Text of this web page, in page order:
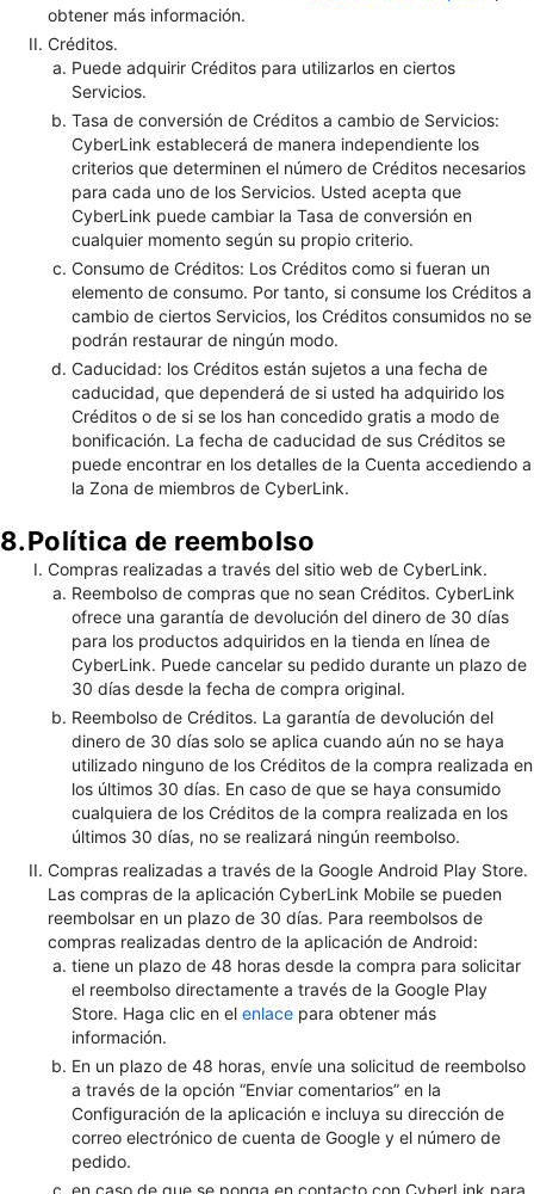
obtener más información.
Créditos.
Puede adquirir Créditos para utilizarlos en ciertos
Servicios.
Tasa de conversión de Créditos a cambio de Servicios:
CyberLink establecerá de manera independiente los
criterios que determinen el número de Créditos necesarios
para cada uno de los Servicios. Usted acepta que
CyberLink puede cambiar la Tasa de conversión en
cualquier momento según su propio criterio.
Consumo de Créditos: Los Créditos como si fueran un
elemento de consumo. Por tanto, si consume los Créditos a
cambio de ciertos Servicios, los Créditos consumidos no se
podrán restaurar de ningún modo.
Caducidad: los Créditos están sujetos a una fecha de
caducidad, que dependerá de si usted ha adquirido los
Créditos o de si se los han concedido gratis a modo de
bonificación. La fecha de caducidad de sus Créditos se
puede encontrar en los detalles de la Cuenta accediendo a
la Zona de miembros de CyberLink.
8.Política de reembolso
Compras realizadas a través del sitio web de CyberLink.
Reembolso de compras que no sean Créditos. CyberLink
ofrece una garantía de devolución del dinero de 30 días
para los productos adquiridos en la tienda en línea de
CyberLink. Puede cancelar su pedido durante un plazo de
30 días desde la fecha de compra original.
Reembolso de Créditos. La garantía de devolución del
dinero de 30 días solo se aplica cuando aún no se haya
utilizado ninguno de los Créditos de la compra realizada en
los últimos 30 días. En caso de que se haya consumido
cualquiera de los Créditos de la compra realizada en los
últimos 30 días, no se realizará ningún reembolso.
Compras realizadas a través de la Google Android Play Store.
Las compras de la aplicación CyberLink Mobile se pueden
reembolsar en un plazo de 30 días. Para reembolsos de
compras realizadas dentro de la aplicación de Android:
tiene un plazo de 48 horas desde la compra para solicitar
el reembolso directamente a través de la Google Play
Store. Haga clic en el enlace para obtener más
información.
En un plazo de 48 horas, envíe una solicitud de reembolso
a través de la opción “Enviar comentarios” en la
Configuración de la aplicación e incluya su dirección de
correo electrónico de cuenta de Google y el número de
pedido.
en caso de que se ponga en contacto con CyberLink para